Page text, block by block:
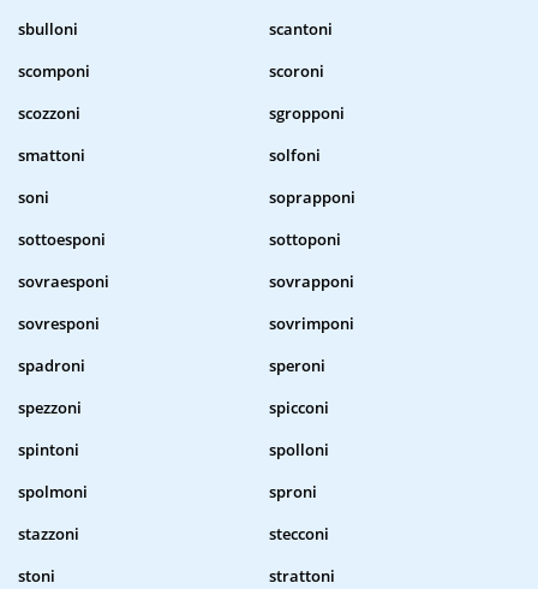
sbulloni
scantoni
scomponi
scoroni
scozzoni
sgropponi
smattoni
solfoni
soni
soprapponi
sottoesponi
sottoponi
sovraesponi
sovrapponi
sovresponi
sovrimponi
spadroni
speroni
spezzoni
spicconi
spintoni
spolloni
spolmoni
sproni
stazzoni
stecconi
stoni
strattoni